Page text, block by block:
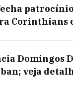
patrocínio
Corinthians
Domingos
veja